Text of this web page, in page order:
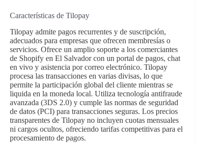
Características de Tilopay
Tilopay admite pagos recurrentes y de suscripción,
adecuados para empresas que ofrecen membresías o
servicios. Ofrece un amplio soporte a los comerciantes
de Shopify en El Salvador con un portal de pagos, chat
en vivo y asistencia por correo electrónico. Tilopay
procesa las transacciones en varias divisas, lo que
permite la participación global del cliente mientras se
liquida en la moneda local. Utiliza tecnología antifraude
avanzada (3DS 2.0) y cumple las normas de seguridad
de datos (PCI) para transacciones seguras. Los precios
transparentes de Tilopay no incluyen cuotas mensuales
ni cargos ocultos, ofreciendo tarifas competitivas para el
procesamiento de pagos.